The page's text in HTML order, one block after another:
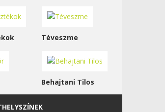
Téveszme
Behajtani Tilos